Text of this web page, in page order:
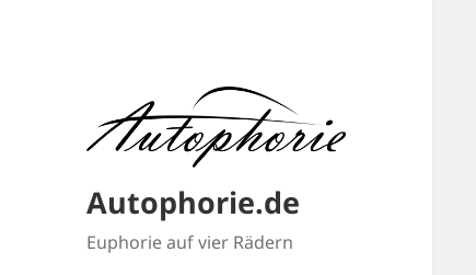
Autophorie.de
Euphorie auf vier Rädern